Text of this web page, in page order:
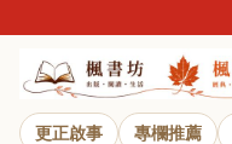
更正啟事 專欄推薦